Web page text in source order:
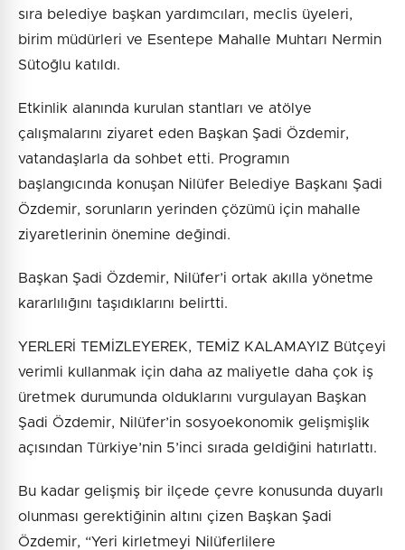
sıra belediye başkan yardımcıları, meclis üyeleri,
birim müdürleri ve Esentepe Mahalle Muhtarı Nermin
Sütoğlu katıldı.
Etkinlik alanında kurulan stantları ve atölye
çalışmalarını ziyaret eden Başkan Şadi Özdemir,
vatandaşlarla da sohbet etti. Programın
başlangıcında konuşan Nilüfer Belediye Başkanı Şadi
Özdemir, sorunların yerinden çözümü için mahalle
ziyaretlerinin önemine değindi.
Başkan Şadi Özdemir, Nilüfer’i ortak akılla yönetme
kararlılığını taşıdıklarını belirtti.
YERLERİ TEMİZLEYEREK, TEMİZ KALAMAYIZ Bütçeyi
verimli kullanmak için daha az maliyetle daha çok iş
üretmek durumunda olduklarını vurgulayan Başkan
Şadi Özdemir, Nilüfer’in sosyoekonomik gelişmişlik
açısından Türkiye’nin 5’inci sırada geldiğini hatırlattı.
Bu kadar gelişmiş bir ilçede çevre konusunda duyarlı
olunması gerektiğinin altını çizen Başkan Şadi
Özdemir, “Yeri kirletmeyi Nilüferlilere